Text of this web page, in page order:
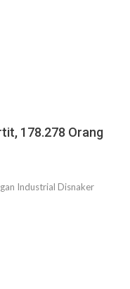
178.278 Orang
Industrial Disnaker